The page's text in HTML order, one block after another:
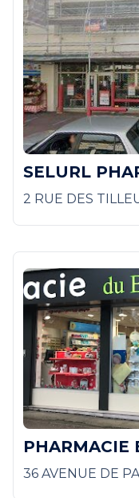
SELURL
2 RUE DES
PHARMACIE
36 AVENUE DE